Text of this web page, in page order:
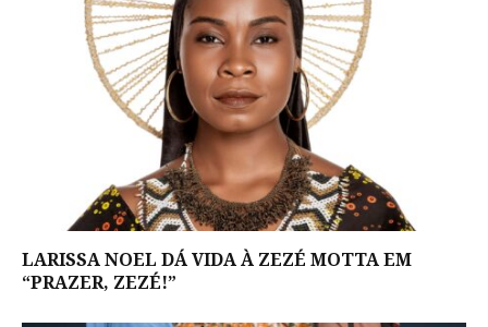
LARISSA NOEL DÁ VIDA À ZEZÉ MOTTA EM
“PRAZER, ZEZÉ!”